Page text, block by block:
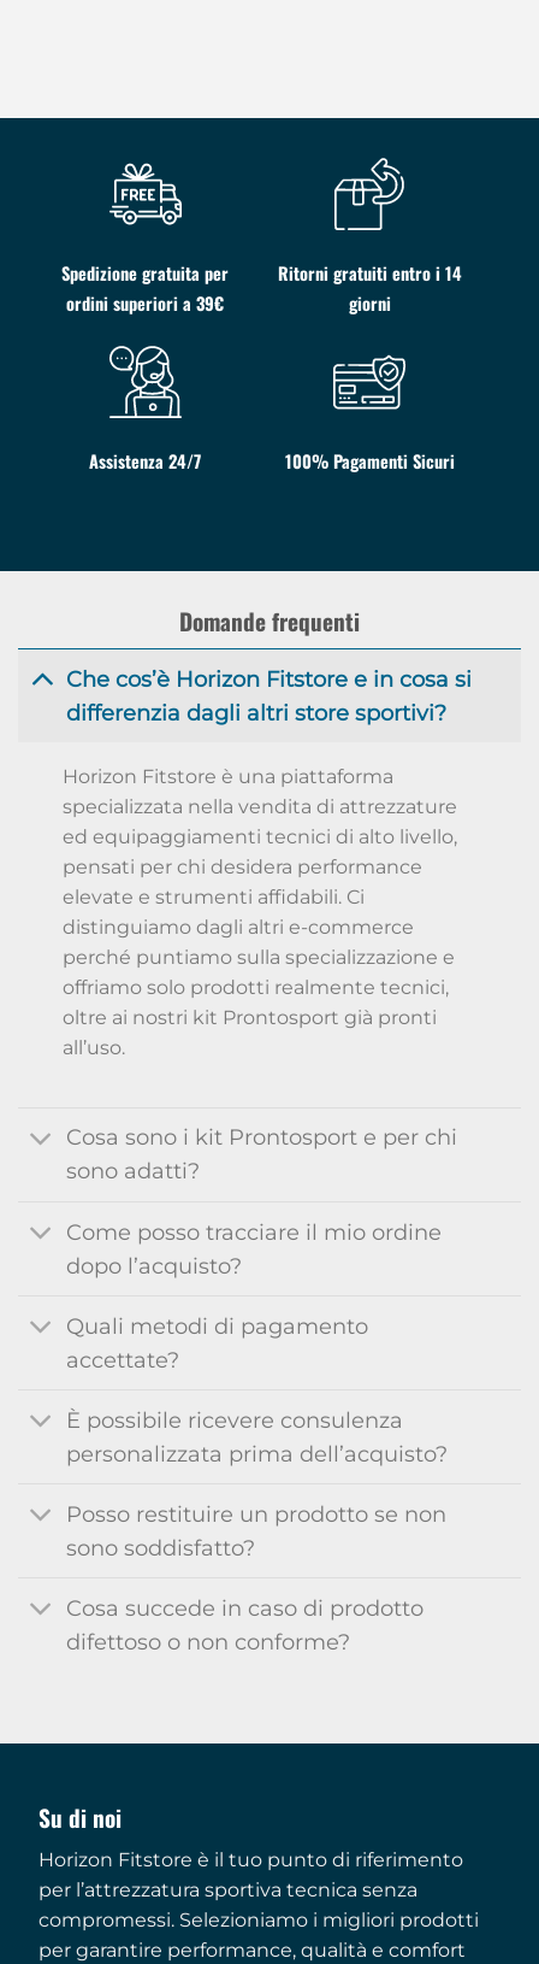
Spedizione gratuita per
ordini superiori a 39€
Ritorni gratuiti entro i 14
giorni
Assistenza 24/7 100% Pagamenti Sicuri
Domande frequenti
Che cos’è Horizon Fitstore e in cosa si
differenzia dagli altri store sportivi?
Horizon Fitstore è una piattaforma
specializzata nella vendita di attrezzature
ed equipaggiamenti tecnici di alto livello,
pensati per chi desidera performance
elevate e strumenti affidabili. Ci
distinguiamo dagli altri e-commerce
perché puntiamo sulla specializzazione e
offriamo solo prodotti realmente tecnici,
oltre ai nostri kit Prontosport già pronti
all’uso.
Cosa sono i kit Prontosport e per chi
sono adatti?
Come posso tracciare il mio ordine
dopo l’acquisto?
Quali metodi di pagamento
accettate?
È possibile ricevere consulenza
personalizzata prima dell’acquisto?
Posso restituire un prodotto se non
sono soddisfatto?
Cosa succede in caso di prodotto
difettoso o non conforme?
Su di noi
Horizon Fitstore è il tuo punto di riferimento
per l’attrezzatura sportiva tecnica senza
compromessi. Selezioniamo i migliori prodotti
per garantire performance, qualità e comfort